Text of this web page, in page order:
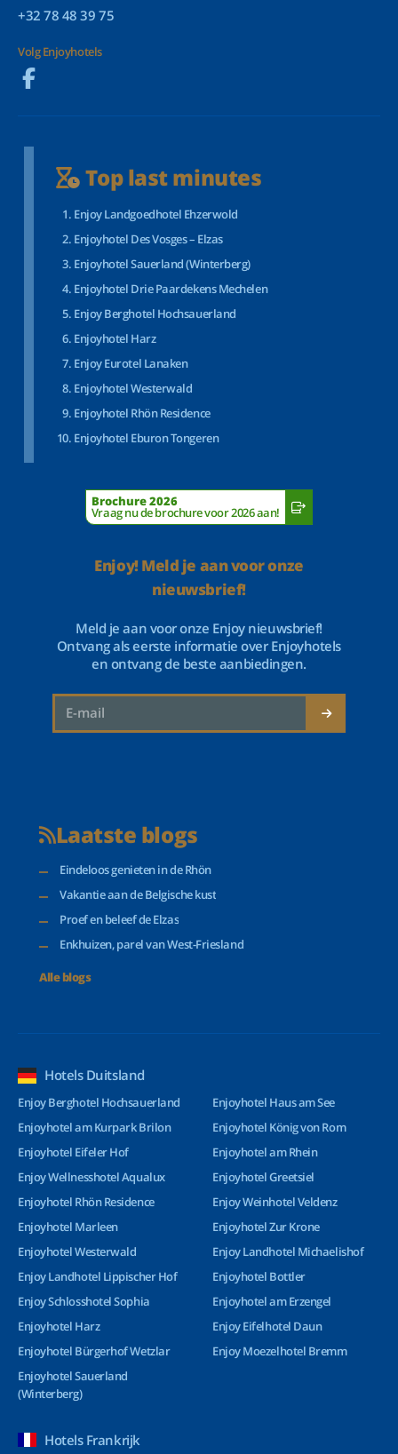
+32 78 48 39 75
Volg Enjoyhotels
Top last minutes
Enjoy Landgoedhotel Ehzerwold
Enjoyhotel Des Vosges – Elzas
Enjoyhotel Sauerland (Winterberg)
Enjoyhotel Drie Paardekens Mechelen
Enjoy Berghotel Hochsauerland
Enjoyhotel Harz
Enjoy Eurotel Lanaken
Enjoyhotel Westerwald
Enjoyhotel Rhön Residence
Enjoyhotel Eburon Tongeren
Brochure 2026
Vraag nu de brochure voor 2026 aan!
Enjoy! Meld je aan voor onze
nieuwsbrief!
Meld je aan voor onze Enjoy nieuwsbrief!
Ontvang als eerste informatie over Enjoyhotels
en ontvang de beste aanbiedingen.
Laatste blogs
Eindeloos genieten in de Rhön
Vakantie aan de Belgische kust
Proef en beleef de Elzas
Enkhuizen, parel van West-Friesland
Alle blogs
Hotels Duitsland
Enjoy Berghotel Hochsauerland
Enjoyhotel am Kurpark Brilon
Enjoyhotel Eifeler Hof
Enjoy Wellnesshotel Aqualux
Enjoyhotel Rhön Residence
Enjoyhotel Marleen
Enjoyhotel Westerwald
Enjoy Landhotel Lippischer Hof
Enjoy Schlosshotel Sophia
Enjoyhotel Harz
Enjoyhotel Bürgerhof Wetzlar
Enjoyhotel Sauerland
(Winterberg)
Enjoyhotel Haus am See
Enjoyhotel König von Rom
Enjoyhotel am Rhein
Enjoyhotel Greetsiel
Enjoy Weinhotel Veldenz
Enjoyhotel Zur Krone
Enjoy Landhotel Michaelishof
Enjoyhotel Bottler
Enjoyhotel am Erzengel
Enjoy Eifelhotel Daun
Enjoy Moezelhotel Bremm
Hotels Frankrijk